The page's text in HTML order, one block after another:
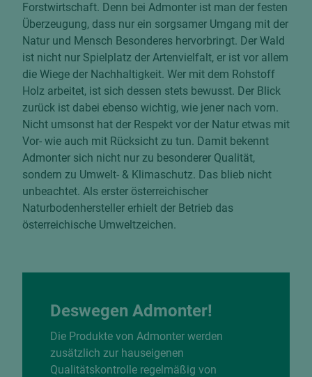
Forstwirtschaft. Denn bei Admonter ist man der festen
Überzeugung, dass nur ein sorgsamer Umgang mit der
Natur und Mensch Besonderes hervorbringt. Der Wald
ist nicht nur Spielplatz der Artenvielfalt, er ist vor allem
die Wiege der Nachhaltigkeit. Wer mit dem Rohstoff
Holz arbeitet, ist sich dessen stets bewusst. Der Blick
zurück ist dabei ebenso wichtig, wie jener nach vorn.
Nicht umsonst hat der Respekt vor der Natur etwas mit
Vor- wie auch mit Rücksicht zu tun. Damit bekennt
Admonter sich nicht nur zu besonderer Qualität,
sondern zu Umwelt- & Klimaschutz. Das blieb nicht
unbeachtet. Als erster österreichischer
Naturbodenhersteller erhielt der Betrieb das
österreichische Umweltzeichen.
Deswegen Admonter!
Die Produkte von Admonter werden
zusätzlich zur hauseigenen
Qualitätskontrolle regelmäßig von